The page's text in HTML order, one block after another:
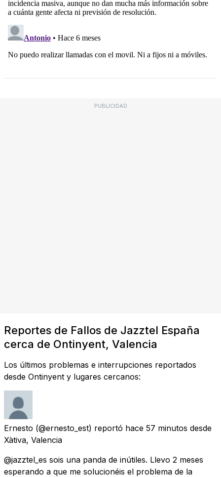
PUBLICIDAD
Reportes de Fallos de Jazztel España
cerca de Ontinyent, Valencia
Los últimos problemas e interrupciones reportados
desde Ontinyent y lugares cercanos:
Ernesto (@ernesto_est) reportó hace 57 minutos desde
Xàtiva, Valencia
@jazztel_es sois una panda de inútiles. Llevo 2 meses
esperando a que me solucionéis el problema de la